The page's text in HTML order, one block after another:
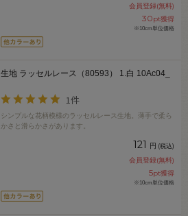
会員登録(無料)
30pt獲得
※10cm単位価格
生地 ラッセルレース（80593） 1.白 10Ac04_
1件
シンプルな花柄模様のラッセルレース生地。薄手で柔ら
かさと滑らかさがあります。
121 円 (税込)
会員登録(無料)
5pt獲得
※10cm単位価格